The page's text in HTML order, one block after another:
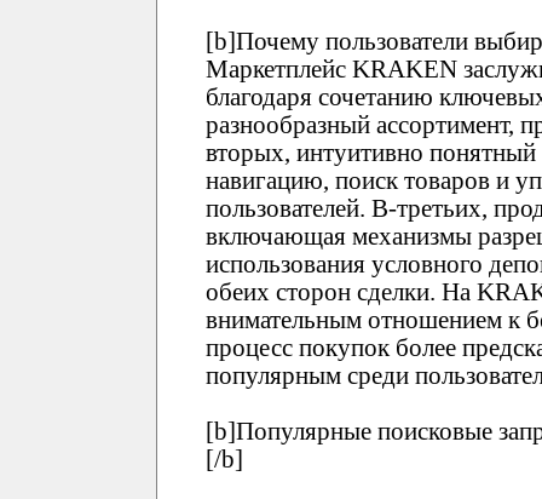
[b]Почему пользователи
Маркетплейс KRAKEN
благодаря сочетанию
разнообразный ассортимент,
вторых, интуитивно
навигацию, поиск товаров и
пользователей. В-третьих,
включающая механизмы
использования условного
обеих сторон сделки. На
внимательным отношением к
процесс покупок более
популярным среди
[b]Популярные поисковые
[/b]